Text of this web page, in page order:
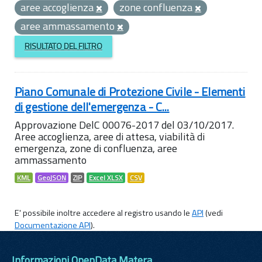
aree accoglienza
zone confluenza
aree ammassamento
RISULTATO DEL FILTRO
Piano Comunale di Protezione Civile - Elementi
di gestione dell'emergenza - C...
Approvazione DelC 00076-2017 del 03/10/2017.
Aree accoglienza, aree di attesa, viabilità di
emergenza, zone di confluenza, aree
ammassamento
KML GeoJSON ZIP Excel XLSX CSV
E' possibile inoltre accedere al registro usando leAPI(vedi
Documentazione API).